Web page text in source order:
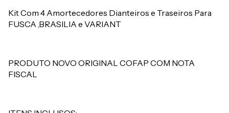
Kit Com 4 Amortecedores Dianteiros e Traseiros Para
FUSCA ,BRASILIA e VARIANT
PRODUTO NOVO ORIGINAL COFAP COM NOTA
FISCAL